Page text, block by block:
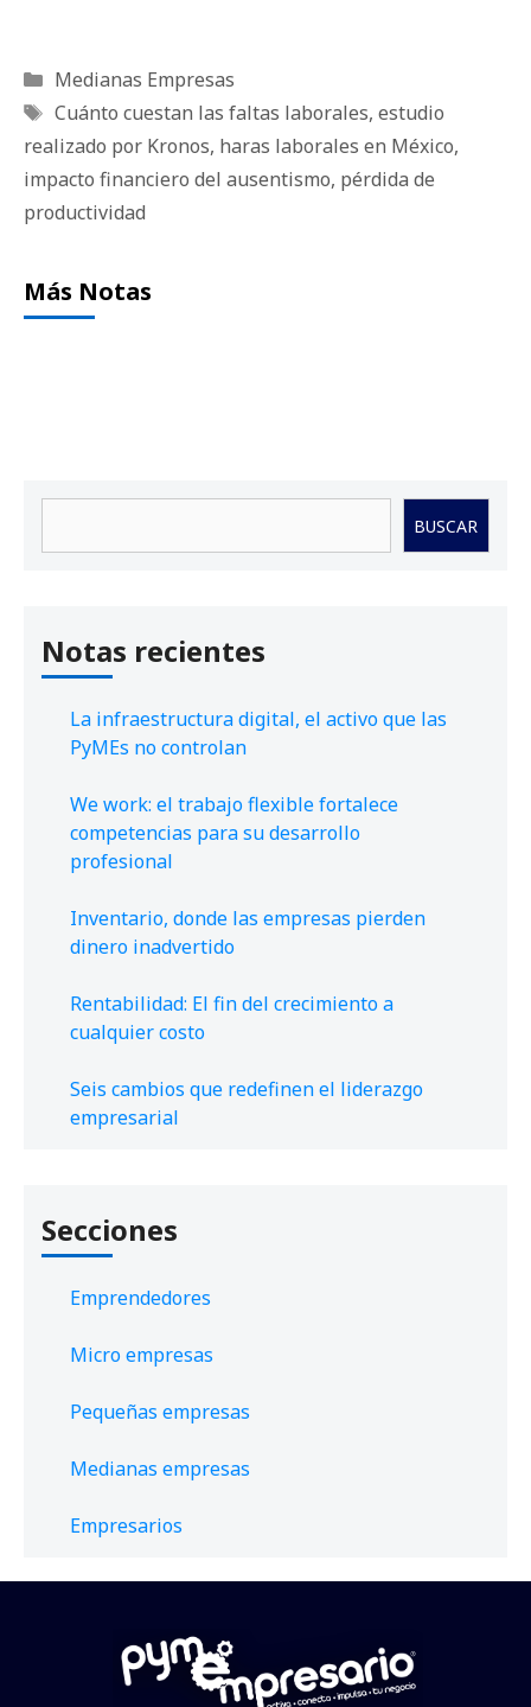
Categorías
Medianas Empresas
Etiquetas
Cuánto cuestan las faltas laborales, estudio
realizado por Kronos, haras laborales en México,
impacto financiero del ausentismo, pérdida de
productividad
Más Notas
BUSCAR
Notas recientes
La infraestructura digital, el activo que las
PyMEs no controlan
We work: el trabajo flexible fortalece
competencias para su desarrollo
profesional
Inventario, donde las empresas pierden
dinero inadvertido
Rentabilidad: El fin del crecimiento a
cualquier costo
Seis cambios que redefinen el liderazgo
empresarial
Secciones
Emprendedores
Micro empresas
Pequeñas empresas
Medianas empresas
Empresarios